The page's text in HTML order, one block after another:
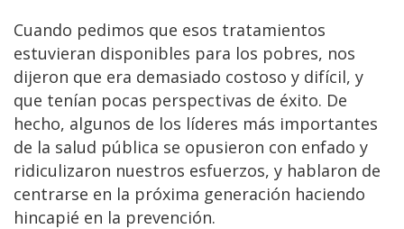
Cuando pedimos que esos tratamientos
estuvieran disponibles para los pobres, nos
dijeron que era demasiado costoso y difícil, y
que tenían pocas perspectivas de éxito. De
hecho, algunos de los líderes más importantes
de la salud pública se opusieron con enfado y
ridiculizaron nuestros esfuerzos, y hablaron de
centrarse en la próxima generación haciendo
hincapié en la prevención.